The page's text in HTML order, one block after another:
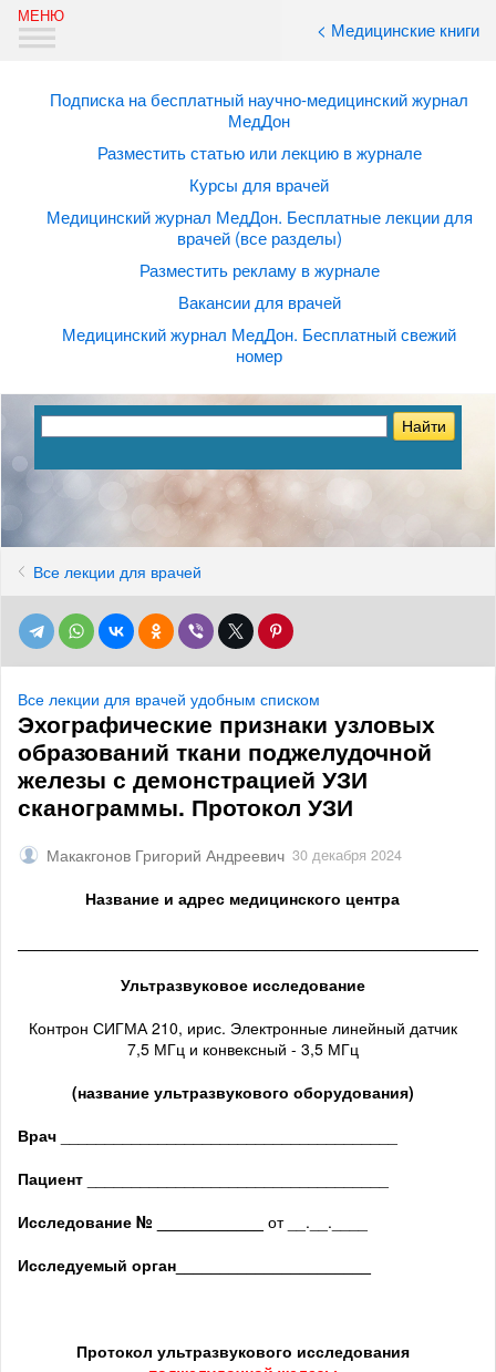
< Медицинские книги
Подписка на бесплатный научно-медицинский журнал
МедДон
Разместить статью или лекцию в журнале
Курсы для врачей
Медицинский журнал МедДон. Бесплатные лекции для
врачей (все разделы)
Разместить рекламу в журнале
Вакансии для врачей
Медицинский журнал МедДон. Бесплатный свежий
номер
Все лекции для врачей
Все лекции для врачей удобным списком
Эхографические признаки узловых
образований ткани поджелудочной
железы с демонстрацией УЗИ
сканограммы. Протокол УЗИ
Макакгонов Григорий Андреевич 30 декабря 2024
Название и адрес медицинского центра
Ультразвуковое исследование
Контрон СИГМА 210, ирис. Электронные линейный датчик
7,5 МГц и конвексный - 3,5 МГц
(название ультразвукового оборудования)
Врач
Пациент
Исследование № ____________ от __.__.____
Исследуемый орган
Протокол ультразвукового исследования